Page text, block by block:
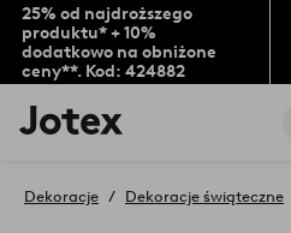
25% od najdroższego
produktu* + 10%
dodatkowo na obniżone
ceny**. Kod: 424882
Logo
Jotex
na
Dekoracje Dekoracje świąteczne